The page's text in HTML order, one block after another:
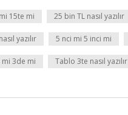
15te mi 25 bin TL nasıl yazılır
yazılır 5 nci mi 5 inci mi
mi 3de mi Tablo 3te nasıl yazılır